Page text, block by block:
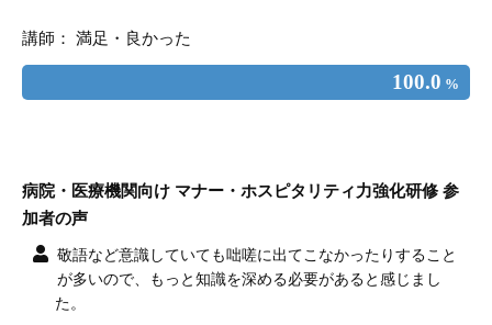
講師： 満足・良かった
100.0 %
病院・医療機関向け マナー・ホスピタリティ力強化研修 参
加者の声
敬語など意識していても咄嗟に出てこなかったりすること
が多いので、もっと知識を深める必要があると感じまし
た。